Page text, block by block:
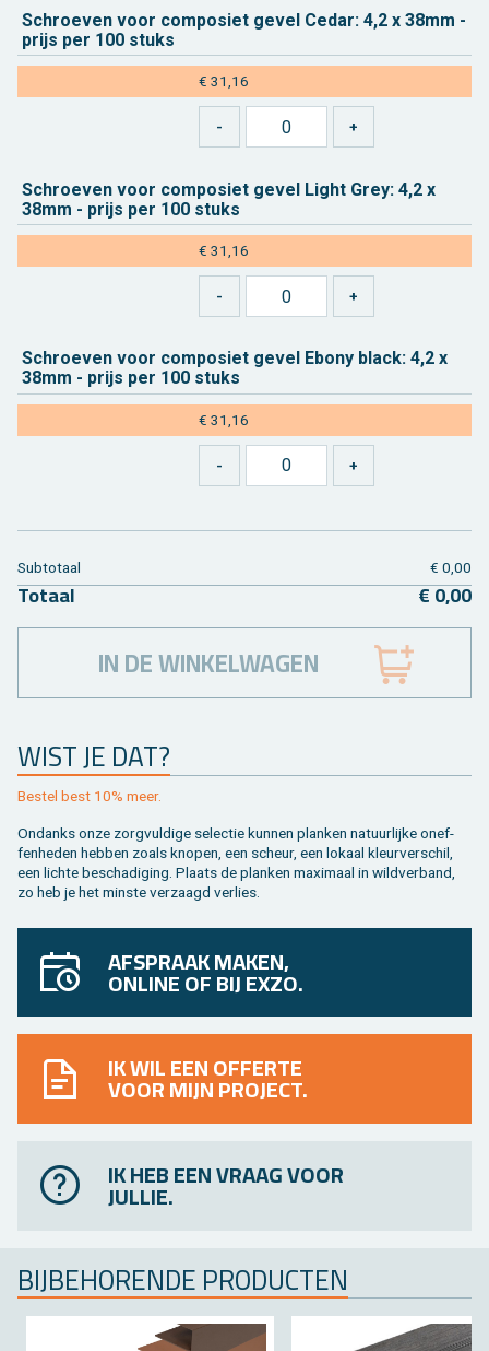
Schroe­ven voor com­po­siet gevel Cedar: 4,2 x 38mm -
prijs per 100 stuks
€ 31,16
Schroe­ven voor com­po­siet gevel Light Grey: 4,2 x
38mm - prijs per 100 stuks
€ 31,16
Schroe­ven voor com­po­siet gevel Ebony black: 4,2 x
38mm - prijs per 100 stuks
€ 31,16
WIST JE DAT?
Be­stel best 10% meer.
On­danks onze zorg­vul­di­ge se­lec­tie kun­nen plan­ken na­tuur­lij­ke on­ef­
fen­he­den heb­ben zoals kno­pen, een scheur, een lo­kaal kleur­ver­schil,
een lich­te be­scha­di­ging. Plaats de plan­ken maxi­maal in wild­ver­band,
zo heb je het min­ste ver­zaagd ver­lies.
Sub­to­taal € 0,00
To­taal € 0,00
IN DE WINKELWAGEN
AFSPRAAK MAKEN,
ONLINE OF BIJ EXZO.
IK WIL EEN OFFERTE
VOOR MIJN PROJECT.
IK HEB EEN VRAAG VOOR
JULLIE.
BIJ­BE­HO­REN­DE PRO­DUC­TEN